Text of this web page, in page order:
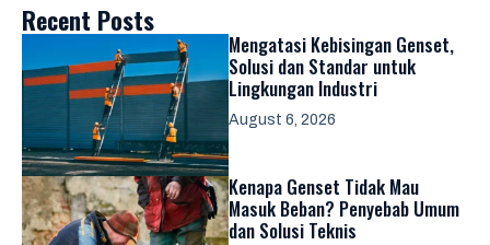
Recent Posts
Mengatasi Kebisingan Genset,
Solusi dan Standar untuk
Lingkungan Industri
August 6, 2026
Kenapa Genset Tidak Mau
Masuk Beban? Penyebab Umum
dan Solusi Teknis